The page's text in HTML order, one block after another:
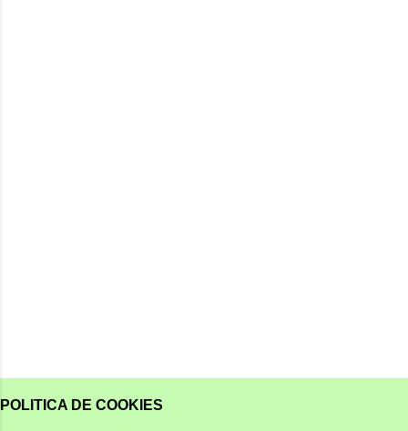
POLITICA DE COOKIES